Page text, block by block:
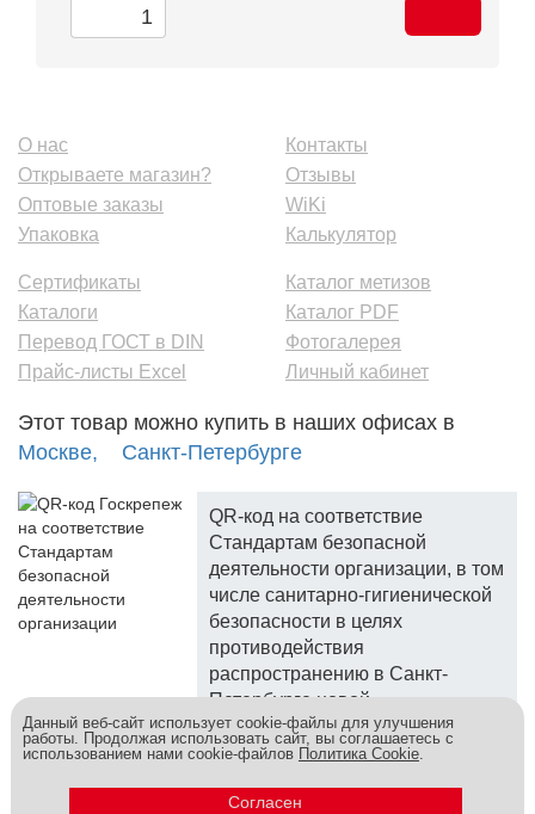
О нас
Открываете магазин?
Оптовые заказы
Упаковка
Контакты
Отзывы
WiKi
Калькулятор
Сертификаты
Каталоги
Перевод ГОСТ в DIN
Прайс-листы Excel
Каталог метизов
Каталог PDF
Фотогалерея
Личный кабинет
Этот товар можно купить в наших офисах в
Москве,
Санкт-Петербурге
QR-код на соответствие
Стандартам безопасной
деятельности организации, в том
числе санитарно-гигиенической
безопасности в целях
противодействия
распространению в Санкт-
Петербурге новой
коронавирусной инфекции.
Метизы и крепеж оптом - это к нам! © 2026
Данный веб-сайт использует cookie-файлы для улучшения
работы. Продолжая использовать сайт, вы соглашаетесь с
использованием нами cookie-файлов Политика Cookie.
Согласен